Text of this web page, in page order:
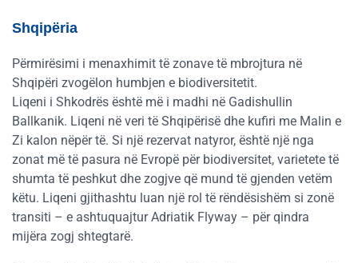
Shqipëria
Përmirësimi i menaxhimit të zonave të mbrojtura në
Shqipëri zvogëlon humbjen e biodiversitetit.
Liqeni i Shkodrës është më i madhi në Gadishullin
Ballkanik. Liqeni në veri të Shqipërisë dhe kufiri me Malin e
Zi kalon nëpër të. Si një rezervat natyror, është një nga
zonat më të pasura në Evropë për biodiversitet, varietete të
shumta të peshkut dhe zogjve që mund të gjenden vetëm
këtu. Liqeni gjithashtu luan një rol të rëndësishëm si zonë
transiti – e ashtuquajtur Adriatik Flyway – për qindra
mijëra zogj shtegtarë.